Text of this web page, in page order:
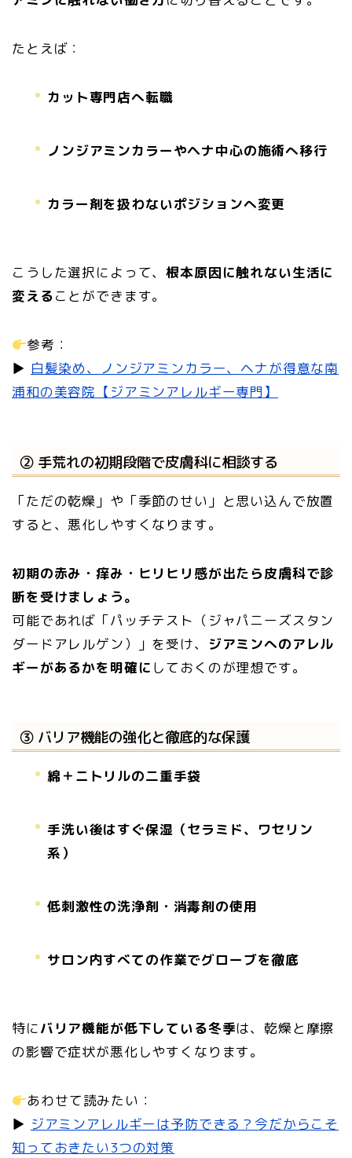
たとえば：
カット専門店へ転職
ノンジアミンカラーやヘナ中心の施術へ移行
カラー剤を扱わないポジションへ変更
こうした選択によって、根本原因に触れない生活に
変える ことができます。
参考：
▶︎ 白髪染め、ノンジアミンカラー、ヘナが得意な南
浦和の美容院【ジアミンアレルギー専門】
② 手荒れの初期段階で皮膚科に相談する
「ただの乾燥」や「季節のせい」と思い込んで放置
すると、悪化しやすくなります。
初期の赤み・痒み・ヒリヒリ感が出たら皮膚科で診
断を受けましょう。
可能であれば「パッチテスト（ジャパニーズスタン
ダードアレルゲン）」を受け、 ジアミンへのアレル
ギーがあるかを明確に しておくのが理想です。
③ バリア機能の強化と徹底的な保護
綿＋ニトリルの二重手袋
手洗い後はすぐ保湿（セラミド、ワセリン
系）
低刺激性の洗浄剤・消毒剤の使用
サロン内すべての作業でグローブを徹底
特にバリア機能が低下している冬季は、乾燥と摩擦
の影響で症状が悪化しやすくなります。
あわせて読みたい：
▶︎ ジアミンアレルギーは予防できる？今だからこそ
知っておきたい3つの対策